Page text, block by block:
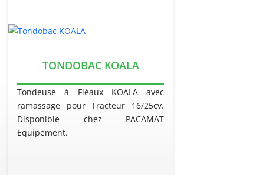
TONDOBAC KOALA
Tondeuse à Fléaux KOALA avec
ramassage pour Tracteur 16/25cv.
Disponible chez PACAMAT
Equipement.